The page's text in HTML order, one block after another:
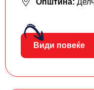
Општина:
Види повеќе